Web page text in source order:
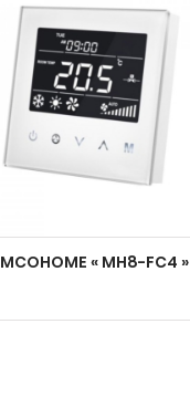
MCOHOME « MH8-FC4 »